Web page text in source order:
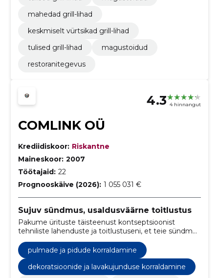
mahedad grill-lihad
keskmiselt vürtsikad grill-lihad
tulised grill-lihad
magustoidud
restoranitegevus
4.3 4 hinnangut
COMLINK OÜ
Krediidiskoor: Riskantne
Maineskoor: 2007
Töötajaid: 22
Prognooskäive (2026): 1 055 031 €
Sujuv sündmus, usaldusväärne toitlustus
Pakume ürituste täisteenust kontseptsioonist
tehniliste lahenduste ja toitlustuseni, et teie sündmus
kulgeks muretult ja külalised oleksid rahul.
pulmade ja pidude korraldamine
dekoratsioonide ja lavakujunduse korraldamine